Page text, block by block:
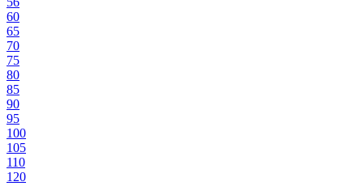
60
65
70
75
80
85
90
95
100
105
110
120